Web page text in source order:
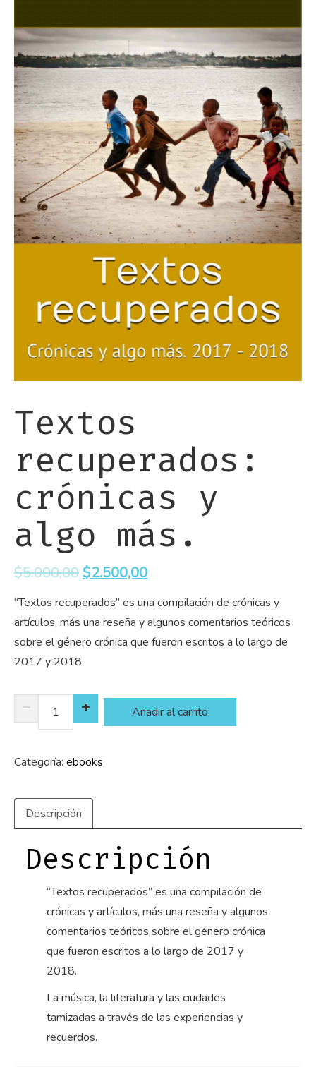
Textos
recuperados:
crónicas y
algo más.
$5.000,00$2.500,00
“Textos recuperados” es una compilación de crónicas y
artículos, más una reseña y algunos comentarios teóricos
sobre el género crónica que fueron escritos a lo largo de
2017 y 2018.
Textos
recuperados:
y
más.
cantidad
Añadir al carrito
Categoría: ebooks
Descripción
Descripción
“Textos recuperados” es una compilación de
crónicas y artículos, más una reseña y algunos
comentarios teóricos sobre el género crónica
que fueron escritos a lo largo de 2017 y
2018.
La música, la literatura y las ciudades
tamizadas a través de las experiencias y
recuerdos.